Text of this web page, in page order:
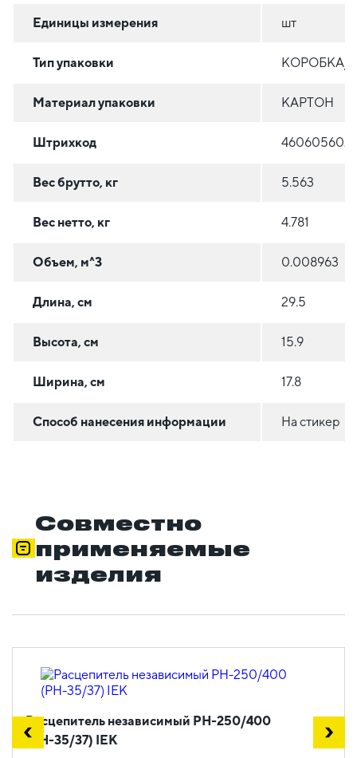
Единицы измерения шт
Тип упаковки КОРОБКА/
Материал упаковки КАРТОН
Штрихкод
Вес брутто, кг 5.563
Вес нетто, кг 4.781
Объем, м^3 0.008963
Длина, см 29.5
Высота, см 15.9
Ширина, см 17.8
Способ нанесения информации На стикер
Совместно
применяемые
изделия
Расцепитель независимый РН-250/400
(РН-35/37) IEK